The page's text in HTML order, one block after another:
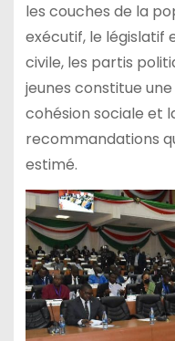
les couches de la
exécutif, le législatif
civile, les partis
jeunes constitue
cohésion sociale et
recommandations
estimé.